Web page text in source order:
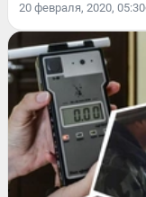
20 февраля, 2020, 05:30